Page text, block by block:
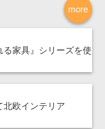
more
家具』シリーズを使
北欧インテリア